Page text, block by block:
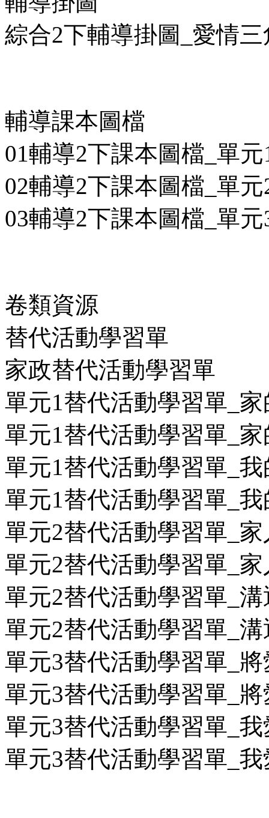
綜合2下輔導掛圖_愛情
輔導課本圖檔
01輔導2下課本圖檔_單
02輔導2下課本圖檔_單
03輔導2下課本圖檔_單
卷類資源
替代活動學習單
家政替代活動學習單
單元1替代活動學習單_
單元1替代活動學習單_
單元1替代活動學習單_
單元1替代活動學習單_
單元2替代活動學習單_
單元2替代活動學習單_
單元2替代活動學習單_
單元2替代活動學習單_
單元3替代活動學習單_
單元3替代活動學習單_
單元3替代活動學習單_
單元3替代活動學習單_